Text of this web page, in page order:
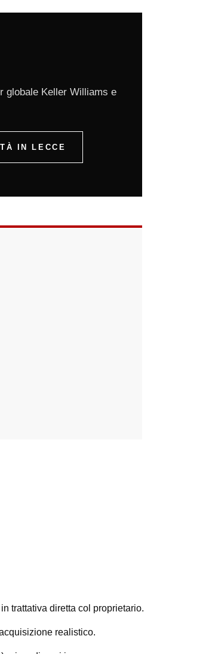
globale Keller Williams e
IN LECCE
trattativa diretta col proprietario.
realistico.